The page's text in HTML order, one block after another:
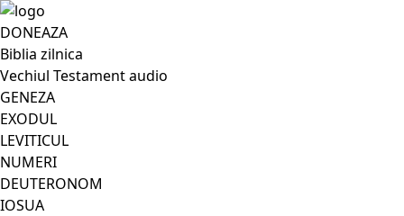
DONEAZA
Biblia zilnica
Vechiul Testament audio
GENEZA
EXODUL
LEVITICUL
NUMERI
DEUTERONOM
IOSUA